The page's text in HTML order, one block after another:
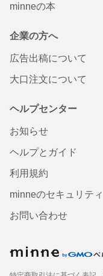
minneの本
企業の方へ
広告出稿について
大口注文について
ヘルプセンター
お知らせ
ヘルプとガイド
利用規約
minneのセキュリティ
お問い合わせ